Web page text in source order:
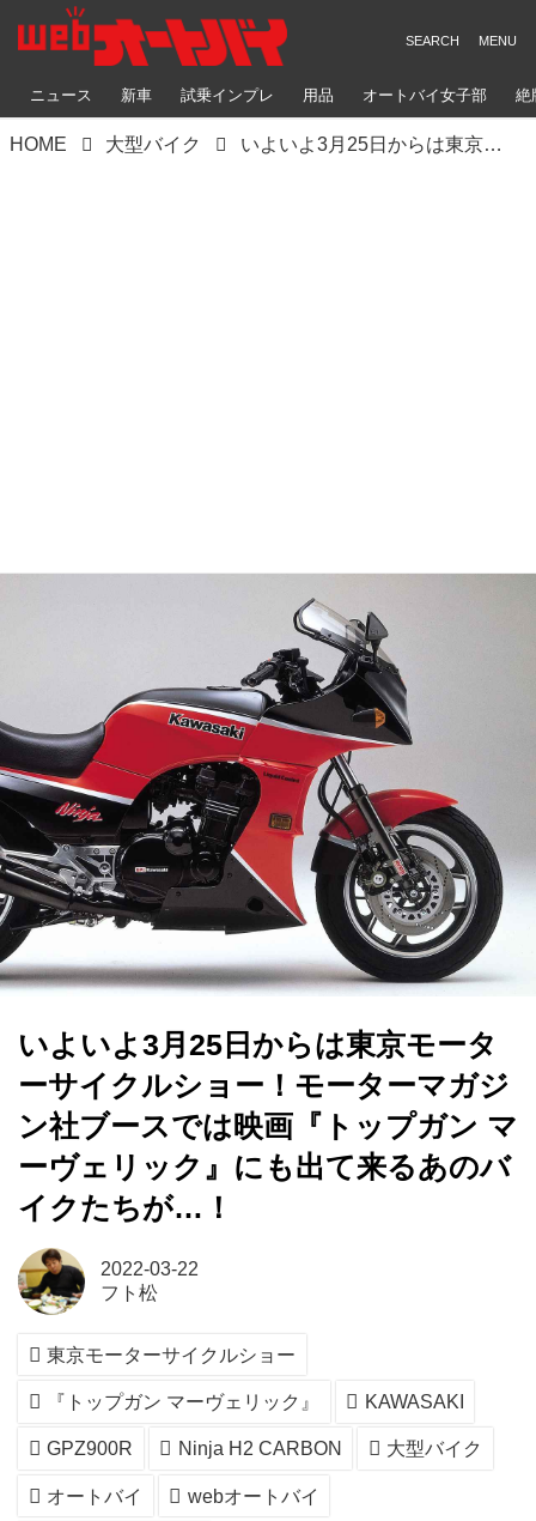
ニュース 新車 試乗インプレ 用品 オートバイ女子部 絶
HOME 大型バイク いよいよ3月25日からは東京モーターサイクルショー！モーターマガジン社ブースでは映画『トップガン マーヴェリック』にも出て来るあのバイクたちが…！
いよいよ3月25日からは東京モータ
ーサイクルショー！モーターマガジ
ン社ブースでは映画『トップガン マ
ーヴェリック』にも出て来るあのバ
イクたちが…！
2022-03-22
フト松
東京モーターサイクルショー
『トップガン マーヴェリック』 KAWASAKI
GPZ900R Ninja H2 CARBON 大型バイク
オートバイ webオートバイ